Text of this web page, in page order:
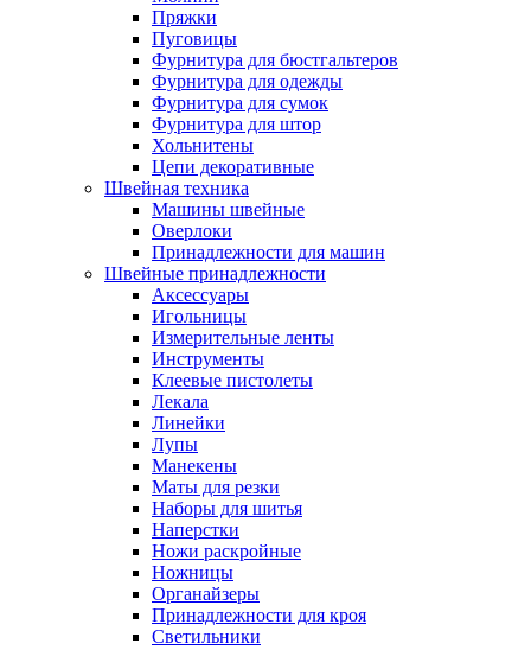
Пряжки
Пуговицы
Фурнитура для бюстгальтеров
Фурнитура для одежды
Фурнитура для сумок
Фурнитура для штор
Хольнитены
Цепи декоративные
Швейная техника
Машины швейные
Оверлоки
Принадлежности для машин
Швейные принадлежности
Аксессуары
Игольницы
Измерительные ленты
Инструменты
Клеевые пистолеты
Лекала
Линейки
Лупы
Манекены
Маты для резки
Наборы для шитья
Наперстки
Ножи раскройные
Ножницы
Органайзеры
Принадлежности для кроя
Светильники